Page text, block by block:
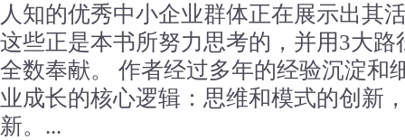
人知的优秀中小企业群体正在展示出其
这些正是本书所努力思考的，并用3大
全数奉献。 作者经过多年的经验沉淀和
业成长的核心逻辑：思维和模式的创新
新。...